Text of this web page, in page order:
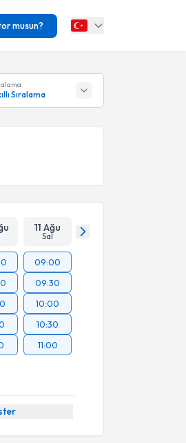
musun?
Sıralama
11 Ağu
Sal
09:00
09:30
10:00
10:30
11:00